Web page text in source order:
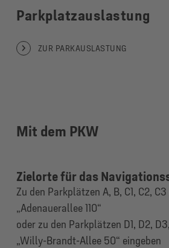
Parkplatzauslastung
ZUR PARKAUSLASTUNG
Mit dem PKW
Zielorte für das
Zu den Parkplätzen A, B, C1, C2,
„Adenauerallee 110“
oder zu den Parkplätzen D1, D2,
„Willy-Brandt-Allee 50“ eingeben